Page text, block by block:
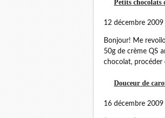
Petits chocolats
12 décembre 2009
Bonjour! Me
50g de crème QS
chocolat, procéder
Douceur de
16 décembre 2009